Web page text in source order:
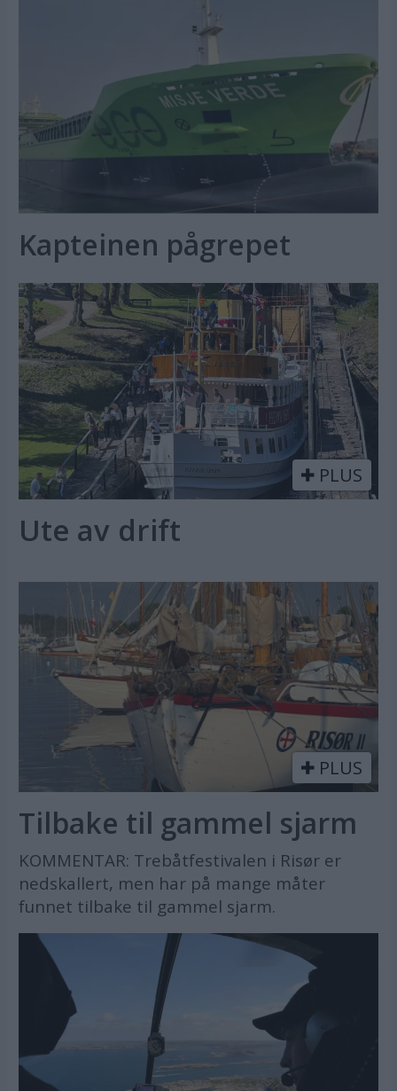
Kapteinen pågrepet
PLUS
Ute av drift
PLUS
Tilbake til gammel sjarm
KOMMENTAR: Trebåtfestivalen i Risør er
nedskallert, men har på mange måter
funnet tilbake til gammel sjarm.